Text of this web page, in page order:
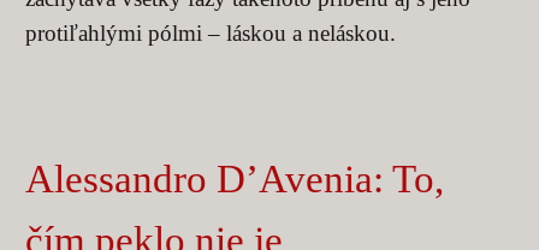
protiľahlými pólmi – láskou a neláskou.
Alessandro D’Avenia: To,
čím peklo nie je